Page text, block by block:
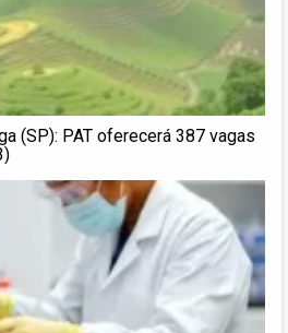
(SP): PAT oferecerá 387 vagas